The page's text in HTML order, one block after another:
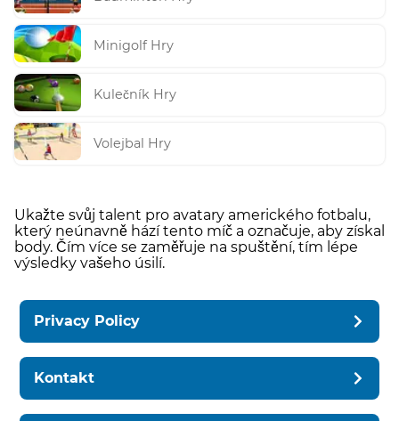
Minigolf Hry
Kulečník Hry
Volejbal Hry
Ukažte svůj talent pro avatary amerického fotbalu,
který neúnavně hází tento míč a označuje, aby získal
body. Čím více se zaměřuje na spuštění, tím lépe
výsledky vašeho úsilí.
Privacy Policy
Kontakt